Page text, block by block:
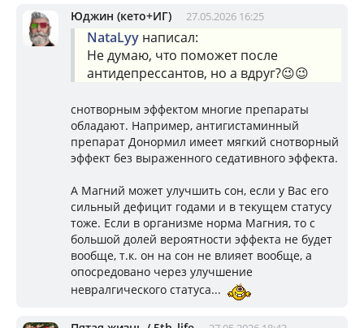
Юджин (кето+ИГ) 27.05.2026 16:25
NataLyy написал:
Не думаю, что поможет после
антидепрессантов, но а вдруг?😉😉
снотворным эффектом многие препараты
обладают. Например, антигистаминный
препарат Донормил имеет мягкий снотворный
эффект без выраженного седативного эффекта.
А Магний может улучшить сон, если у Вас его
сильный дефицит годами и в текущем статусу
тоже. Если в организме норма Магния, то с
большой долей вероятности эффекта не будет
вообще, т.к. он на сон не влияет вообще, а
опосредовано через улучшение
невралгического статуса...